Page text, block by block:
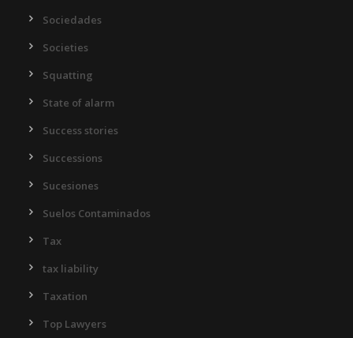
Sociedades
Societies
Squatting
State of alarm
Success stories
Successions
Sucesiones
Suelos Contaminados
Tax
tax liability
Taxation
Top Lawyers